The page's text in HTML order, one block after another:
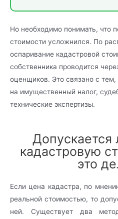
Но необходимо понимать, что
стоимости усложнился. По
оспаривание кадастровой
собственника проводится
оценщиков. Это связано с тем,
на имущественный налог,
технические экспертизы.
Допускается
кадастровую
это
Если цена кадастра, по
реальной стоимостью, то
ней. Существует два